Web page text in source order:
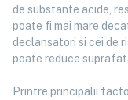
de substante acide,
poate fi mai mare
declansatori si cei de
poate reduce
Printre principalii